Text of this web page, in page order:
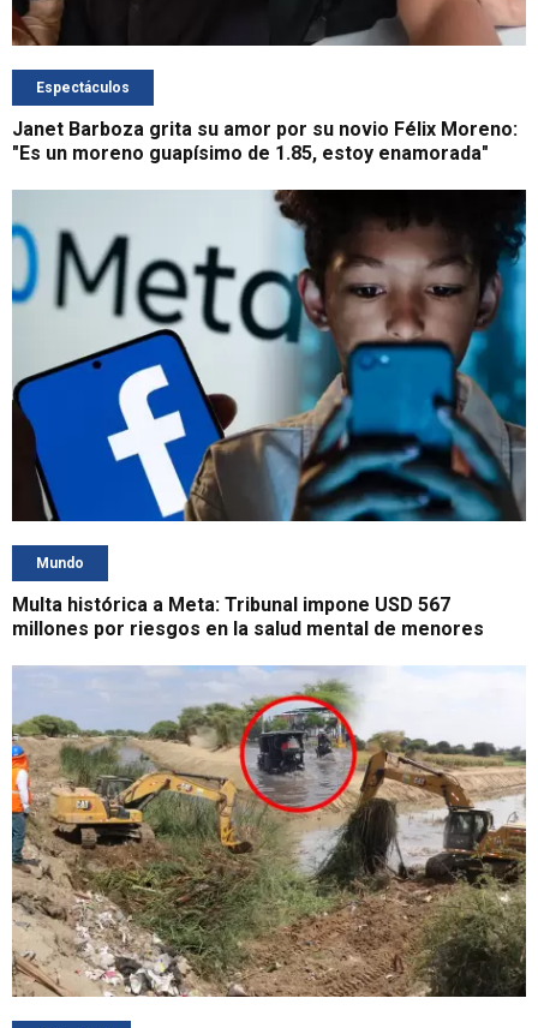
Espectáculos
Janet Barboza grita su amor por su novio Félix Moreno:
"Es un moreno guapísimo de 1.85, estoy enamorada"
Mundo
Multa histórica a Meta: Tribunal impone USD 567
millones por riesgos en la salud mental de menores